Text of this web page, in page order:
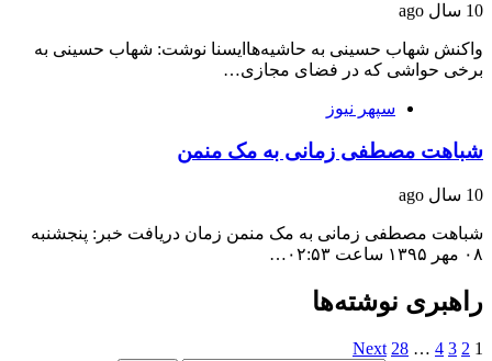
10 سال ago
واکنش شهاب حسینی به حاشیه‌هاایسنا نوشت: شهاب حسینی به
برخی حواشی که در فضای مجازی…
سپهر نیوز
شباهت مصطفی زمانی به مک منمن
10 سال ago
شباهت مصطفی زمانی به مک منمن زمان دریافت خبر: پنجشنبه
۰۸ مهر ۱۳۹۵ ساعت ۰۲:۵۳…
راهبری نوشته‌ها
1
2
3
4
…
28
Next